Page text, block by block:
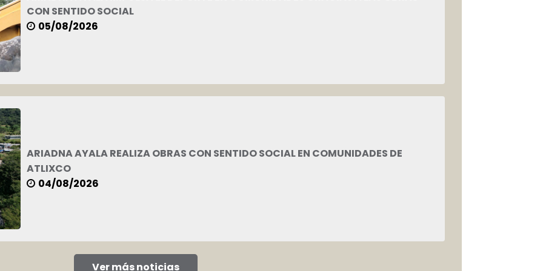
CON SENTIDO SOCIAL
05/08/2026
ARIADNA AYALA REALIZA OBRAS CON SENTIDO SOCIAL EN COMUNIDADES DE
ATLIXCO
04/08/2026
Ver más noticias
para transformar a Atlixco.
los encargos con vocación y entusiasmo.
en todo momento el compromiso con la ciudadanía y con los que más lo
las actividades con la máxima disposición y en estricto cumplimiento de las
la consecución de un mejor entorno para todas y todos, mediante la
públicos y propuestas de solución.
la ley, ayuda al combate a la corrupción.
fiscal, promueve y exige la trasparencia, además del buen uso de los